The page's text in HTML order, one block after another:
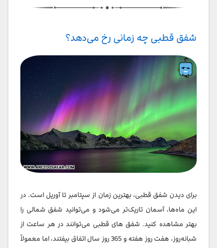
شفق قطبی چه زمانی رخ می‌دهد؟
برای دیدن شفق قطبی، بهترین زمان از سپتامبر تا آوریل است. در
این ماه‌ها، آسمان تاریک‌تر می‌شود و می‌توانید شفق شمالی را
بهتر مشاهده کنید. شفق های قطبی می‌توانند در هر ساعت از
شبانه‌روز، هفت روز هفته و 365 روز سال اتفاق بیفتند، اما معمولاً